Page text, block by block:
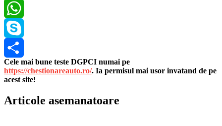
LinkedIn
WhatsApp
Skype
Share
Cele mai bune teste DGPCI numai pe
https://chestionareauto.ro/. Ia permisul mai usor invatand de pe
acest site!
Articole asemanatoare